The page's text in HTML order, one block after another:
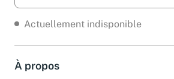
Actuellement indisponible
À propos